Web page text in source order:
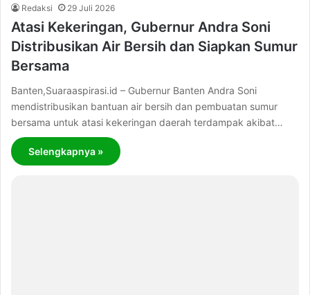
Redaksi 29 Juli 2026
Atasi Kekeringan, Gubernur Andra Soni
Distribusikan Air Bersih dan Siapkan Sumur
Bersama
Banten,Suaraaspirasi.id – Gubernur Banten Andra Soni
mendistribusikan bantuan air bersih dan pembuatan sumur
bersama untuk atasi kekeringan daerah terdampak akibat…
Selengkapnya »